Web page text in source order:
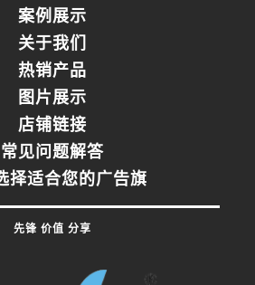
案例展示
关于我们
热销产品
图片展示
店铺链接
常见问题解答
择适合您的广告旗
先锋 价值 分享